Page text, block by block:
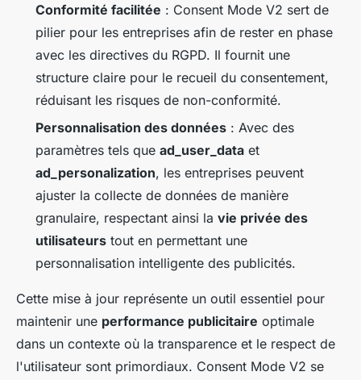
Conformité facilitée : Consent Mode V2 sert de
pilier pour les entreprises afin de rester en phase
avec les directives du RGPD. Il fournit une
structure claire pour le recueil du consentement,
réduisant les risques de non-conformité.
Personnalisation des données : Avec des
paramètres tels que ad_user_data et
ad_personalization, les entreprises peuvent
ajuster la collecte de données de manière
granulaire, respectant ainsi la vie privée des
utilisateurs tout en permettant une
personnalisation intelligente des publicités.
Cette mise à jour représente un outil essentiel pour
maintenir une performance publicitaire optimale
dans un contexte où la transparence et le respect de
l'utilisateur sont primordiaux. Consent Mode V2 se